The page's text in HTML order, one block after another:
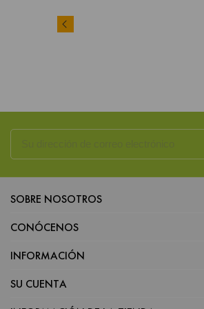
SOBRE NOSOTROS
CONÓCENOS
INFORMACIÓN
SU CUENTA